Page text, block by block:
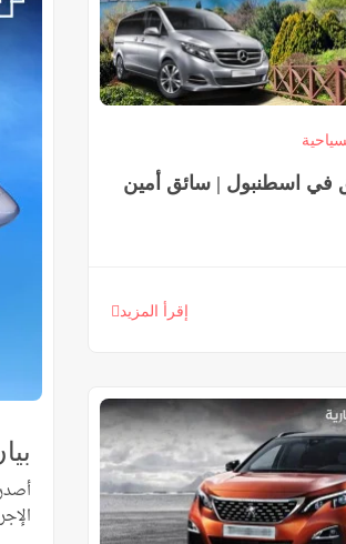
في اسطنبول | سائق أمين
إقرأ المزيد